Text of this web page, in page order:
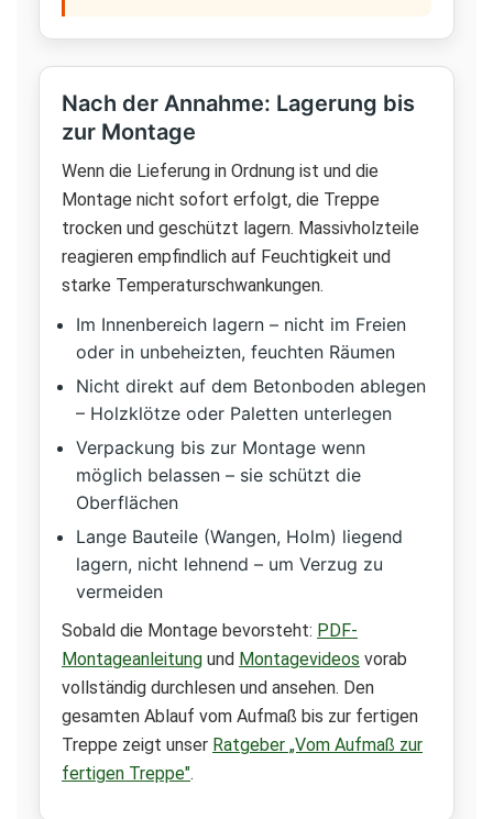
Nach der Annahme: Lagerung bis
zur Montage
Wenn die Lieferung in Ordnung ist und die
Montage nicht sofort erfolgt, die Treppe
trocken und geschützt lagern. Massivholzteile
reagieren empfindlich auf Feuchtigkeit und
starke Temperaturschwankungen.
Im Innenbereich lagern – nicht im Freien
oder in unbeheizten, feuchten Räumen
Nicht direkt auf dem Betonboden ablegen
– Holzklötze oder Paletten unterlegen
Verpackung bis zur Montage wenn
möglich belassen – sie schützt die
Oberflächen
Lange Bauteile (Wangen, Holm) liegend
lagern, nicht lehnend – um Verzug zu
vermeiden
Sobald die Montage bevorsteht: PDF-
Montageanleitung und Montagevideos vorab
vollständig durchlesen und ansehen. Den
gesamten Ablauf vom Aufmaß bis zur fertigen
Treppe zeigt unser Ratgeber „Vom Aufmaß zur
fertigen Treppe".